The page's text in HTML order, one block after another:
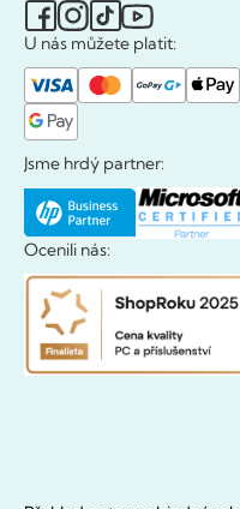
U nás můžete platit:
Jsme hrdý partner:
Ocenili nás: